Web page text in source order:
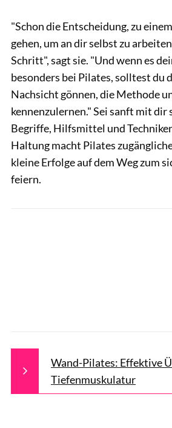
"Schon die Entscheidung, zu
gehen, um an dir selbst zu
Schritt", sagt sie. "Und wenn es
besonders bei Pilates, solltest du
Nachsicht gönnen, die Methode
kennenzulernen." Sei sanft mit dir
Begriffe, Hilfsmittel und
Haltung macht Pilates
kleine Erfolge auf dem Weg zum
feiern.
Wand-Pilates: Effektive
Tiefenmuskulatur